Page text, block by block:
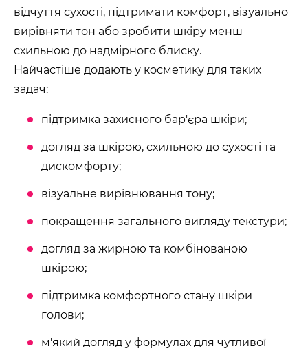
відчуття сухості, підтримати комфорт, візуально
вирівняти тон або зробити шкіру менш
схильною до надмірного блиску.
Найчастіше додають у косметику для таких
задач:
підтримка захисного бар'єра шкіри;
догляд за шкірою, схильною до сухості та
дискомфорту;
візуальне вирівнювання тону;
покращення загального вигляду текстури;
догляд за жирною та комбінованою
шкірою;
підтримка комфортного стану шкіри
голови;
м'який догляд у формулах для чутливої